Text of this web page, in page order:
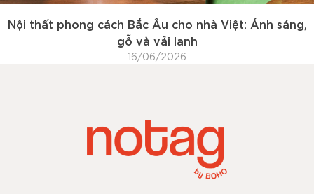
Nội thất phong cách Bắc Âu cho nhà Việt: Ánh sáng,
gỗ và vải lanh
16/06/2026